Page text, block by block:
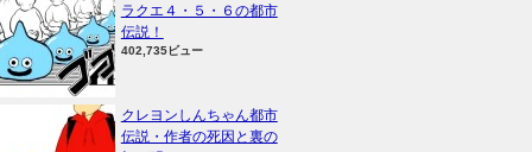
ラクエ４・５・６の都市
伝説！
402,735ビュー
クレヨンしんちゃん都市
伝説・作者の死因と裏の